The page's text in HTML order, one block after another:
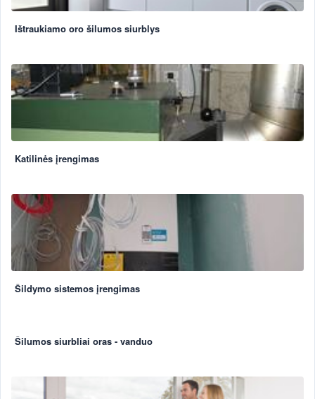
Ištraukiamo oro šilumos siurblys
Katilinės įrengimas
Šildymo sistemos įrengimas
Šilumos siurbliai oras - vanduo